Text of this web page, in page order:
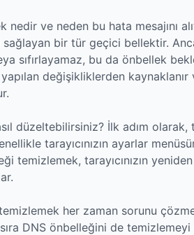
nedir ve neden bu hata mesajını
sağlayan bir tür geçici bellektir.
sıfırlayamaz, bu da önbellek
değişikliklerden kaynaklanır
düzeltebilirsiniz? İlk adım
tarayıcınızın ayarlar
temizlemek, tarayıcınızın
her zaman sorunu
sıra DNS önbelleğini de